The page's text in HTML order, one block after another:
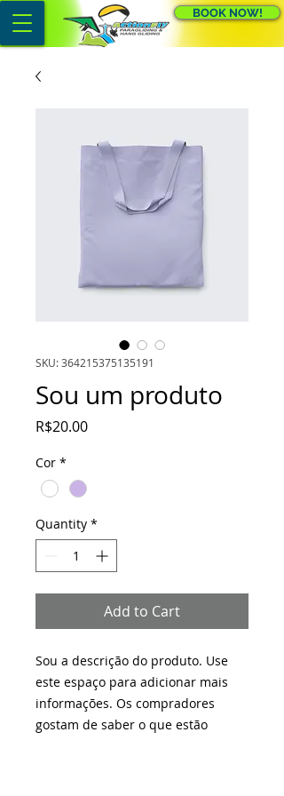
BOOK NOW!
SKU: 364215375135191
Sou um produto
R$20.00Price
Cor *
Quantity *
Add to Cart
Sou a descrição do produto. Use
este espaço para adicionar mais
informações. Os compradores
gostam de saber o que estão